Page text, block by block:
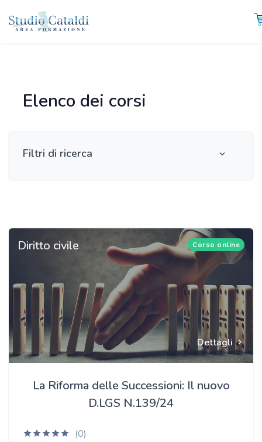
Elenco dei corsi
Filtri di ricerca
Dettagli
Diritto civile Corso online
La Riforma delle Successioni: Il nuovo
D.LGS N.139/24
(0)